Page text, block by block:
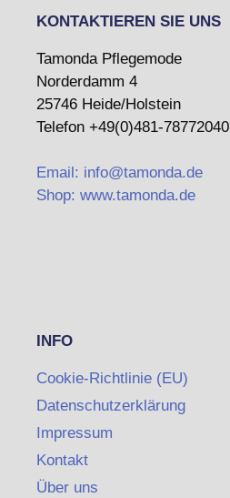
KONTAKTIEREN SIE UNS
Tamonda Pflegemode
Norderdamm 4
25746 Heide/Holstein
Telefon +49(0)481-78772040
Email: info@tamonda.de
Shop: www.tamonda.de
INFO
Cookie-Richtlinie (EU)
Datenschutzerklärung
Impressum
Kontakt
Über uns